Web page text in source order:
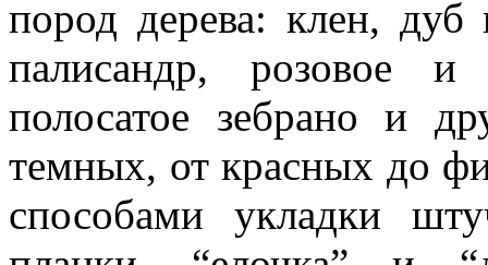
пород дерева: клен, дуб
палисандр, розовое и
полосатое зебрано и
темных, от красных до
способами укладки